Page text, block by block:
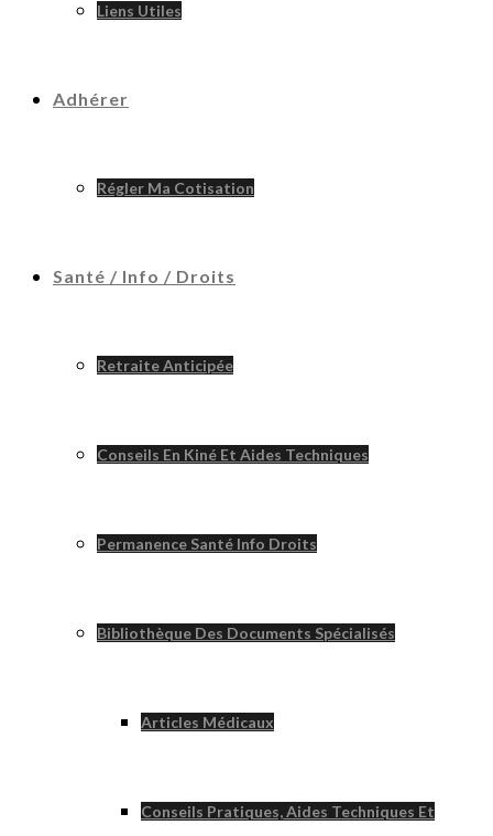
Liens Utiles
Adhérer
Régler Ma Cotisation
Santé / Info / Droits
Retraite Anticipée
Conseils En Kiné Et Aides Techniques
Permanence Santé Info Droits
Bibliothèque Des Documents Spécialisés
Articles Médicaux
Conseils Pratiques, Aides Techniques Et